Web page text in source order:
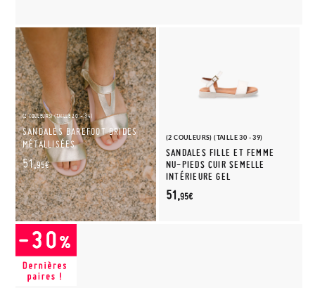
(2 COULEURS) (TAILLE 20 - 34)
SANDALES BAREFOOT BRIDES
MÉTALLISÉES
51,95€
(2 COULEURS) (TAILLE 30 - 39)
SANDALES FILLE ET FEMME
NU-PIEDS CUIR SEMELLE
INTÉRIEURE GEL
51,95€